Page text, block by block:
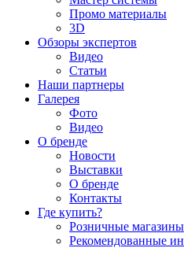
Промо материалы
3D
Обзоры экспертов
Видео
Статьи
Наши партнеры
Галерея
Фото
Видео
О бренде
Новости
Выставки
О бренде
Контакты
Где купить?
Розничные магазины
Рекомендованные